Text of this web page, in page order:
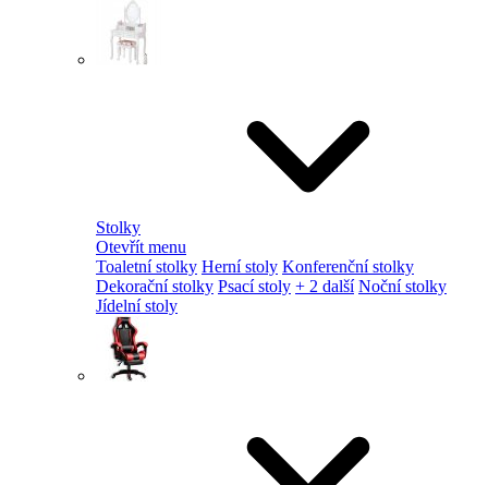
Stolky
Otevřít menu
Toaletní stolky Herní stoly Konferenční stolky
Dekorační stolky Psací stoly + 2 další Noční stolky
Jídelní stoly